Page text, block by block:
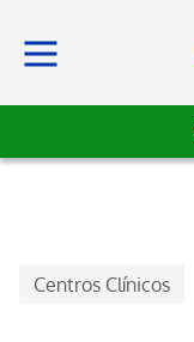
Centros Clínicos